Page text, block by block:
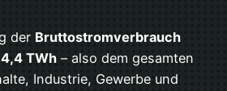
der Bruttostromverbrauch
TWh – also dem gesamten
Industrie, Gewerbe und